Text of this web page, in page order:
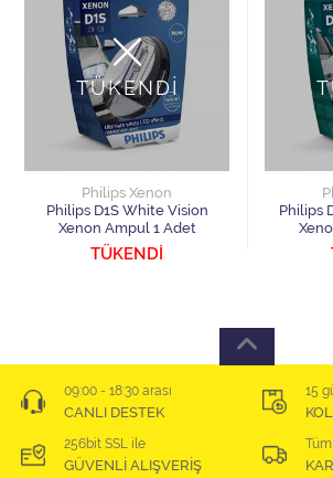
TÜKENDİ
Philips Xenon
Philips D1S White Vision
Xenon Ampul 1 Adet
TÜKENDİ
Philips
09:00 - 18:30 arası
CANLI DESTEK
15
256bit SSL ile
GÜVENLİ ALIŞVERİŞ